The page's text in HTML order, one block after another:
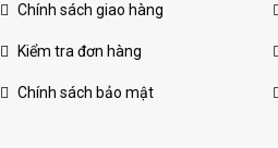
Chính sách giao hàng
Kiểm tra đơn hàng
Chính sách bảo mật